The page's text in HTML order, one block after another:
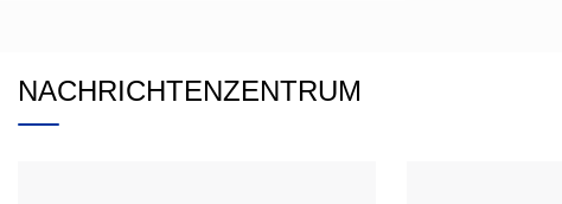
NACHRICHTENZENTRUM